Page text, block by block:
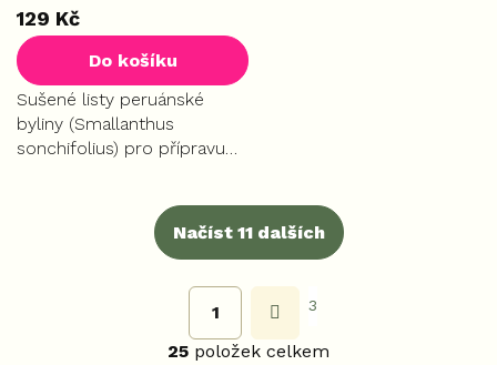
129 Kč
Do košíku
Sušené listy peruánské
byliny (Smallanthus
sonchifolius) pro přípravu
hladiny cukru v krvi, reguluje
cholesterol a podporuje...
O
l
á
Načíst 11 dalších
t
n
1 3
25 položek celkem